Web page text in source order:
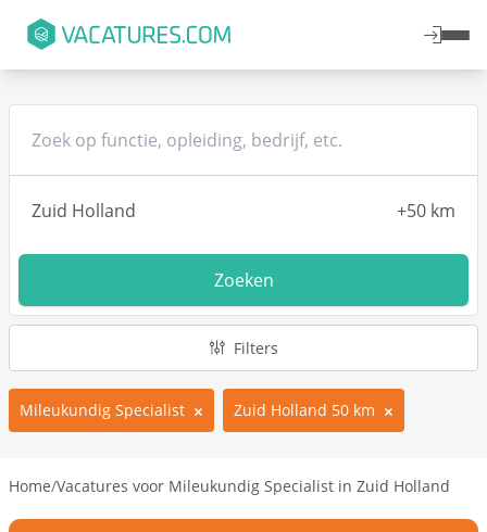
Zoeken
Filters
Mileukundig Specialist Zuid Holland 50 km
Home/Vacatures voor Mileukundig Specialist in Zuid Holland